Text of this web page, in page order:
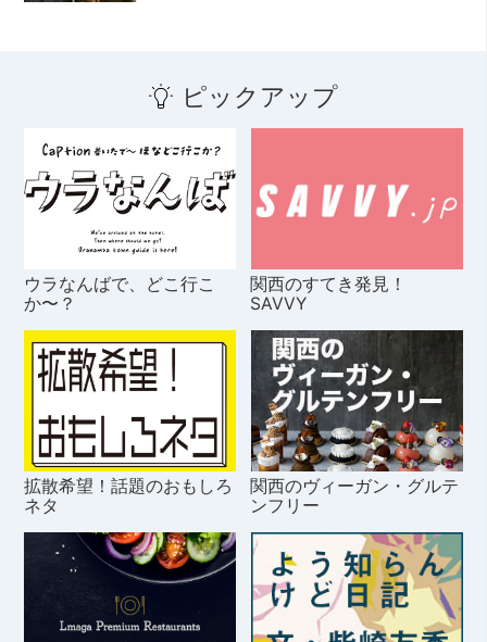
ピックアップ
ウラなんばで、どこ行こ
か〜？
関西のすてき発見！
SAVVY
拡散希望！話題のおもしろ
ネタ
関西のヴィーガン・グルテ
ンフリー